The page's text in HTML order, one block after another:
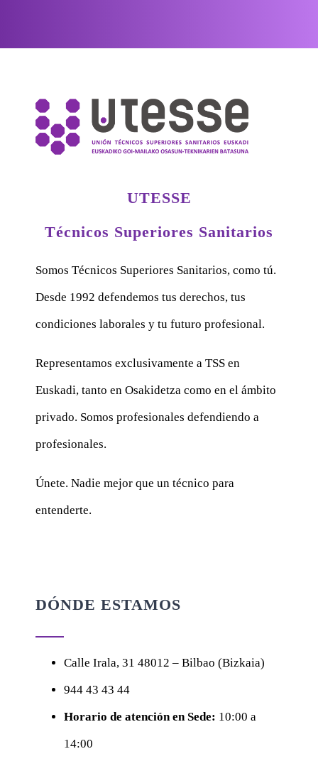
UTESSE
Técnicos Superiores Sanitarios
Somos Técnicos Superiores Sanitarios, como tú.
Desde 1992 defendemos tus derechos, tus
condiciones laborales y tu futuro profesional.
Representamos exclusivamente a TSS en
Euskadi, tanto en Osakidetza como en el ámbito
privado. Somos profesionales defendiendo a
profesionales.
Únete. Nadie mejor que un técnico para
entenderte.
DÓNDE ESTAMOS
Calle Irala, 31 48012 – Bilbao (Bizkaia)
944 43 43 44
Horario de atención en Sede: 10:00 a
14:00